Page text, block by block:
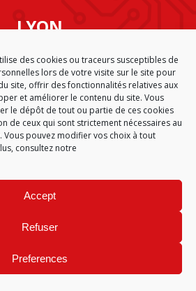
des cookies ou traceurs susceptibles de
lors de votre visite sur le site pour
site, offrir des fonctionnalités relatives aux
et améliorer le contenu du site. Vous
le dépôt de tout ou partie de ces cookies
de ceux qui sont strictement nécessaires au
Vous pouvez modifier vos choix à tout
consultez notre
Accept
Refuser
Preferences
LYON
– 160 rue de Norvège
CS 50009
SAINT EXUPÉRY
FRANCE
par